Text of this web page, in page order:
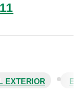
EXTERIOR